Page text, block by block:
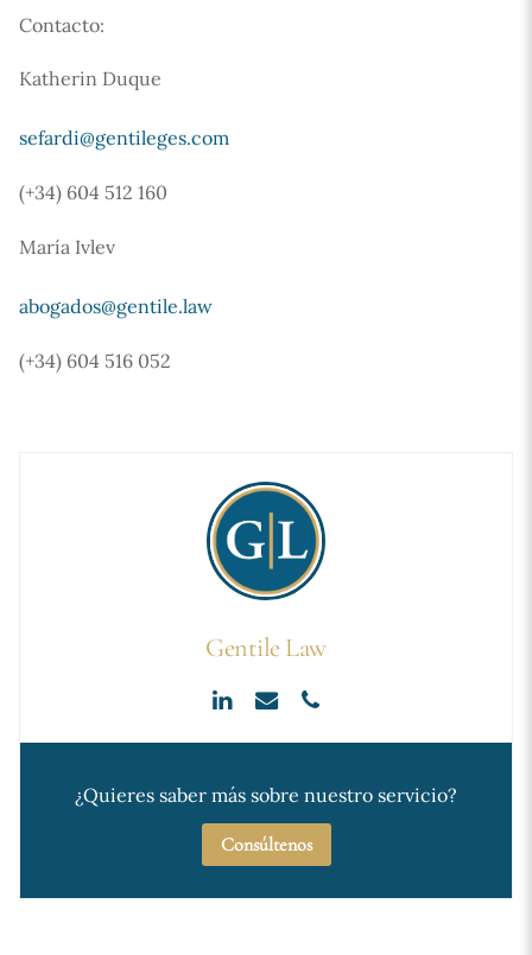
Contacto:
Katherin Duque
sefardi@gentileges.com
(+34) 604 512 160
María Ivlev
abogados@gentile.law
(+34) 604 516 052
Gentile Law
¿Quieres saber más sobre nuestro servicio?
Consúltenos